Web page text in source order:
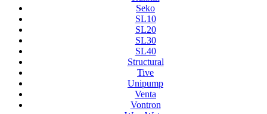
Seko
SL10
SL20
SL30
SL40
Structural
Tive
Unipump
Venta
Vontron